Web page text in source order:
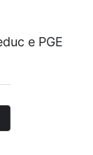
e PGE